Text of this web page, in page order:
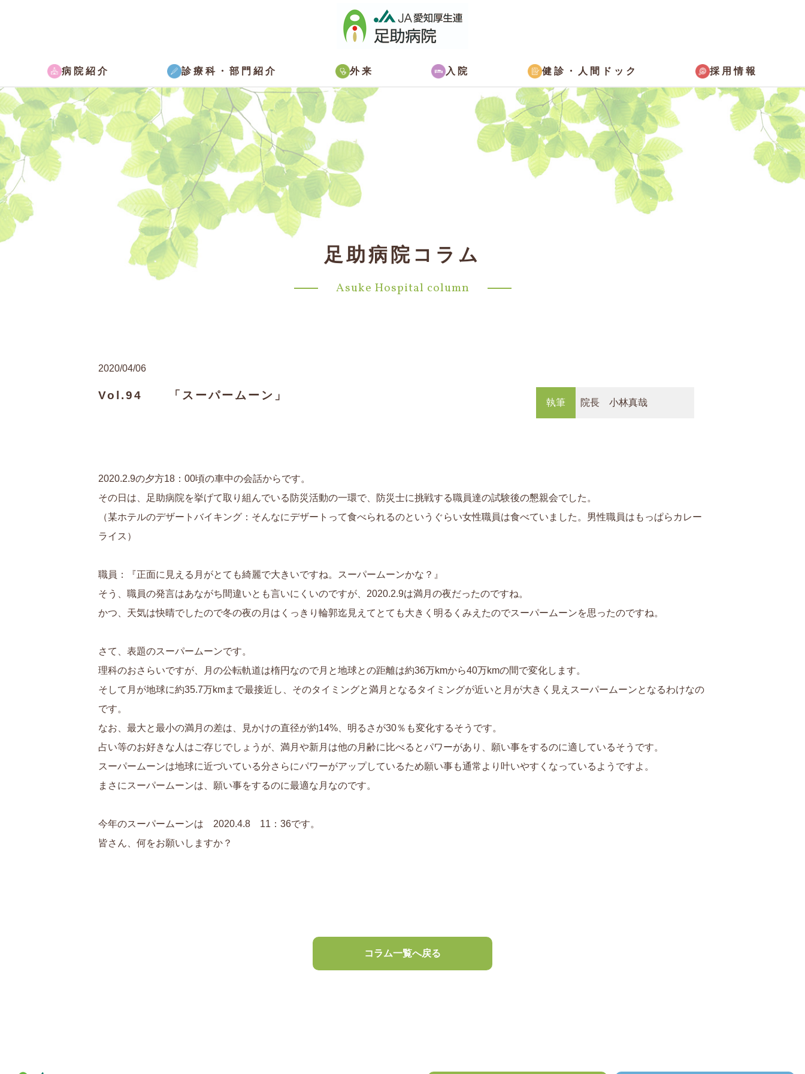
病院紹介 診療科・部門紹介 外来 入院 健診・ 人間ドック 採用情報
足助病院コラム
Asuke Hospital column
2020/04/06
Vol.94 「スーパームーン」
執筆 院長 小林真哉
2020.2.9の夕方18：00頃の車中の会話からです。
その日は、足助病院を挙げて取り組んでいる防災活動の一環で、防災士に挑戦する職員達の試験後の懇親会でした。
（某ホテルのデザートバイキング：そんなにデザートって食べられるのというぐらい女性職員は食べていました。男性職員はもっぱらカレー
ライス）
職員：『正面に見える月がとても綺麗で大きいですね。スーパームーンかな？』
そう、職員の発言はあながち間違いとも言いにくいのですが、2020.2.9は満月の夜だったのですね。
かつ、天気は快晴でしたので冬の夜の月はくっきり輪郭迄見えてとても大きく明るくみえたのでスーパームーンを思ったのですね。
さて、表題のスーパームーンです。
理科のおさらいですが、月の公転軌道は楕円なので月と地球との距離は約36万kmから40万kmの間で変化します。
そして月が地球に約35.7万kmまで最接近し、そのタイミングと満月となるタイミングが近いと月が大きく見えスーパームーンとなるわけなの
です。
なお、最大と最小の満月の差は、見かけの直径が約14%、明るさが30％も変化するそうです。
占い等のお好きな人はご存じでしょうが、満月や新月は他の月齢に比べるとパワーがあり、願い事をするのに適しているそうです。
スーパームーンは地球に近づいている分さらにパワーがアップしているため願い事も通常より叶いやすくなっているようですよ。
まさにスーパームーンは、願い事をするのに最適な月なのです。
今年のスーパームーンは 2020.4.8 11：36です。
皆さん、何をお願いしますか？
コラム一覧へ戻る